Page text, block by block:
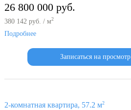
26 800 000 руб.
380 142 руб. / м2
Подробнее
Записаться на просмотр
2-комнатная квартира, 57.2 м2